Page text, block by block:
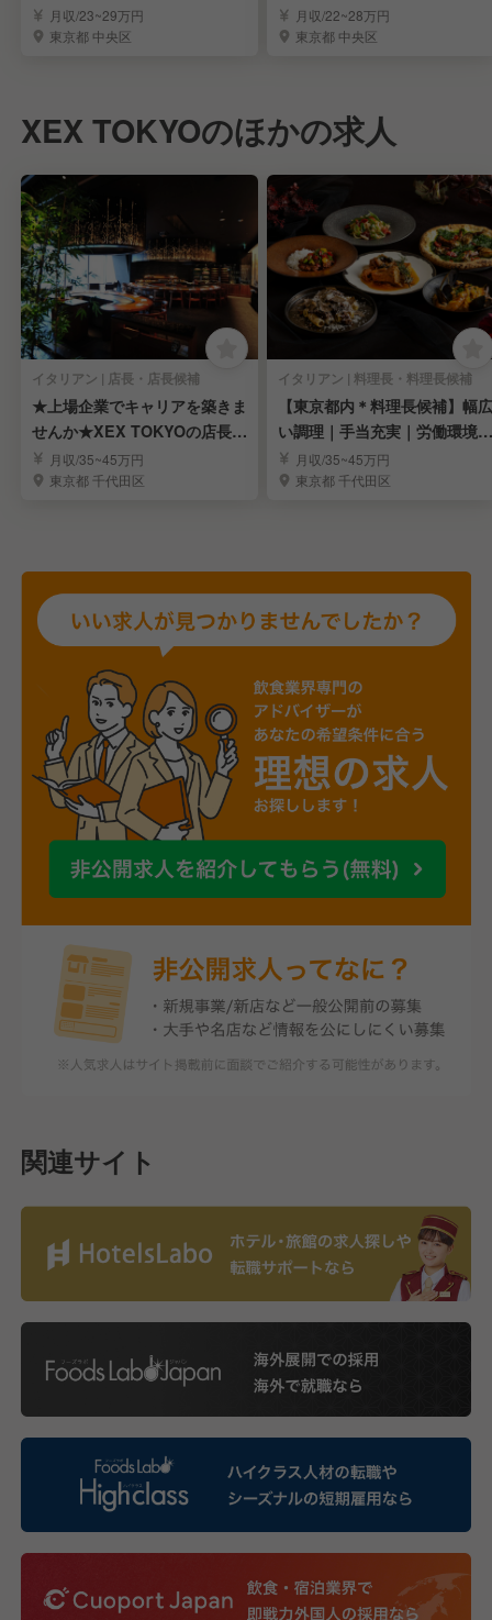
ストラン調理人
月収/23~29万円
東京都 中央区
調理スタッフ募集
月収/22~28万円
東京都 中央区
XEX TOKYOのほかの求人
イタリアン | 店長・店長候補
★上場企業でキャリアを築きま
せんか★XEX TOKYOの店長候
補を募集！
月収/35~45万円
東京都 千代田区
イタリアン | 料理長・料理長候補
【東京都内＊料理長候補】幅広
い調理｜手当充実｜労働環境安
定｜豊富なキャリア
月収/35~45万円
東京都 千代田区
関連サイト